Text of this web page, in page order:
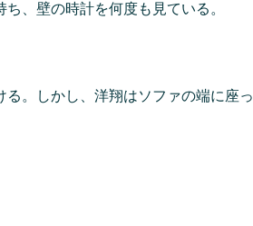
、壁の時計を何度も見ている。
る。しかし、洋翔はソファの端に座